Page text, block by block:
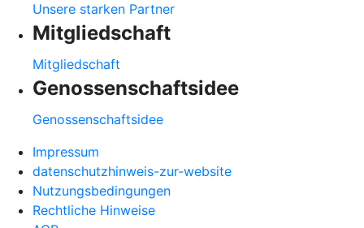
Unsere starken Partner
Mitgliedschaft
Mitgliedschaft
Genossenschaftsidee
Genossenschaftsidee
Impressum
datenschutzhinweis-zur-website
Nutzungsbedingungen
Rechtliche Hinweise